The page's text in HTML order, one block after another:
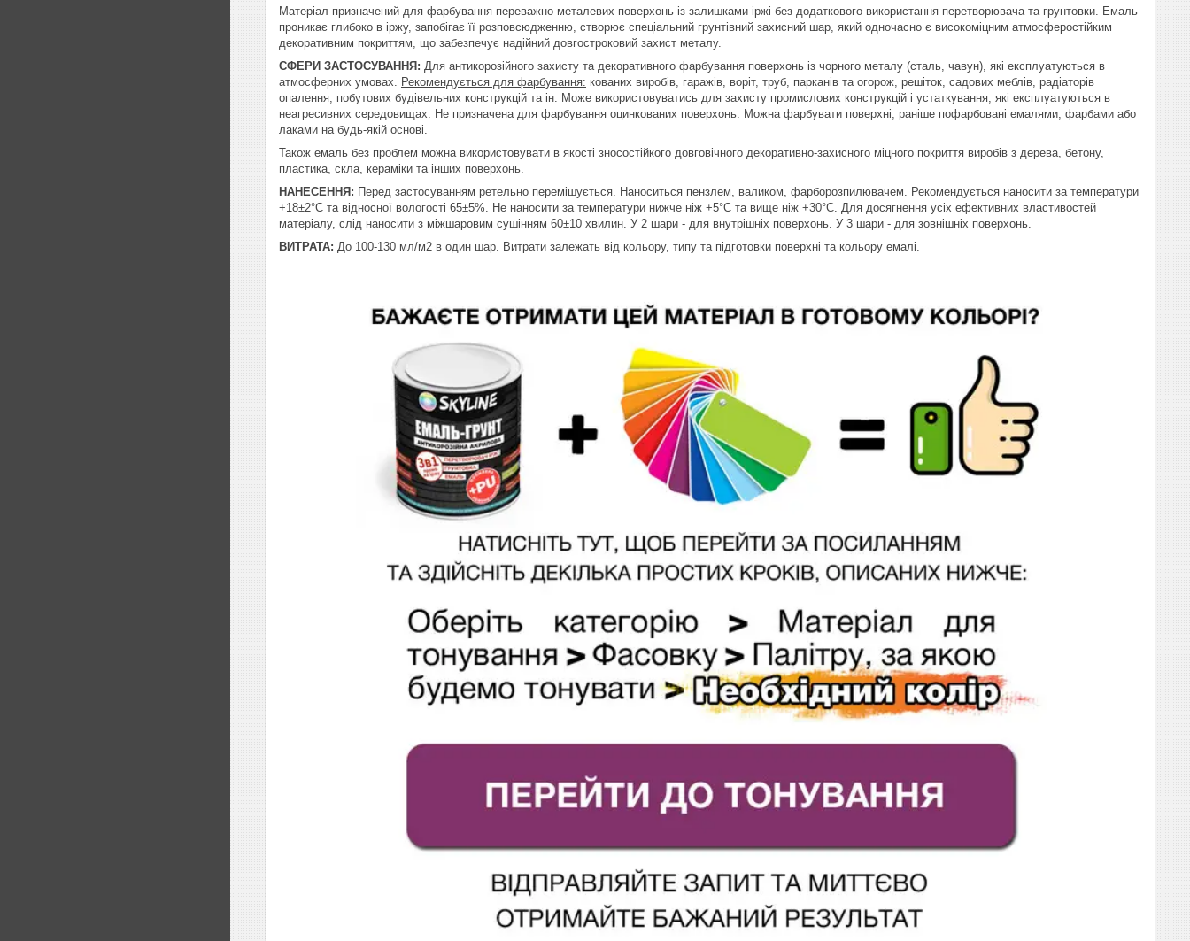
Матеріал призначений для фарбування переважно металевих поверхонь із залишками іржі без додаткового використання перетворювача та грунтовки. Емаль
проникає глибоко в іржу, запобігає її розповсюдженню, створює спеціальний грунтівний захисний шар, який одночасно є високоміцним атмосферостійким
декоративним покриттям, що забезпечує надійний довгостроковий захист металу.
СФЕРИ ЗАСТОСУВАННЯ: Для антикорозійного захисту та декоративного фарбування поверхонь із чорного металу (сталь, чавун), які експлуатуються в
атмосферних умовах. Рекомендується для фарбування: кованих виробів, гаражів, воріт, труб, парканів та огорож, решіток, садових меблів, радіаторів
опалення, побутових будівельних конструкцій та ін. Може використовуватись для захисту промислових конструкцій і устаткування, які експлуатуються в
неагресивних середовищах. Не призначена для фарбування оцинкованих поверхонь. Можна фарбувати поверхні, раніше пофарбовані емалями, фарбами або
лаками на будь-якій основі.
Також емаль без проблем можна використовувати в якості зносостійкого довговічного декоративно-захисного міцного покриття виробів з дерева, бетону,
пластика, скла, кераміки та інших поверхонь.
НАНЕСЕННЯ: Перед застосуванням ретельно перемішується. Наноситься пензлем, валиком, фарборозпилювачем. Рекомендується наносити за температури
+18±2°С та відносної вологості 65±5%. Не наносити за температури нижче ніж +5°С та вище ніж +30°С. Для досягнення усіх ефективних властивостей
матеріалу, слід наносити з міжшаровим сушінням 60±10 хвилин. У 2 шари - для внутрішніх поверхонь. У 3 шари - для зовнішніх поверхонь.
ВИТРАТА: До 100-130 мл/м2 в один шар. Витрати залежать від кольору, типу та підготовки поверхні та кольору емалі.